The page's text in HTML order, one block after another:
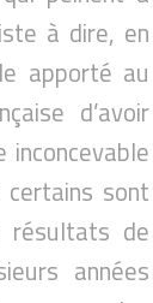
à dire, en
apporté au
d’avoir
sont
résultats de
années